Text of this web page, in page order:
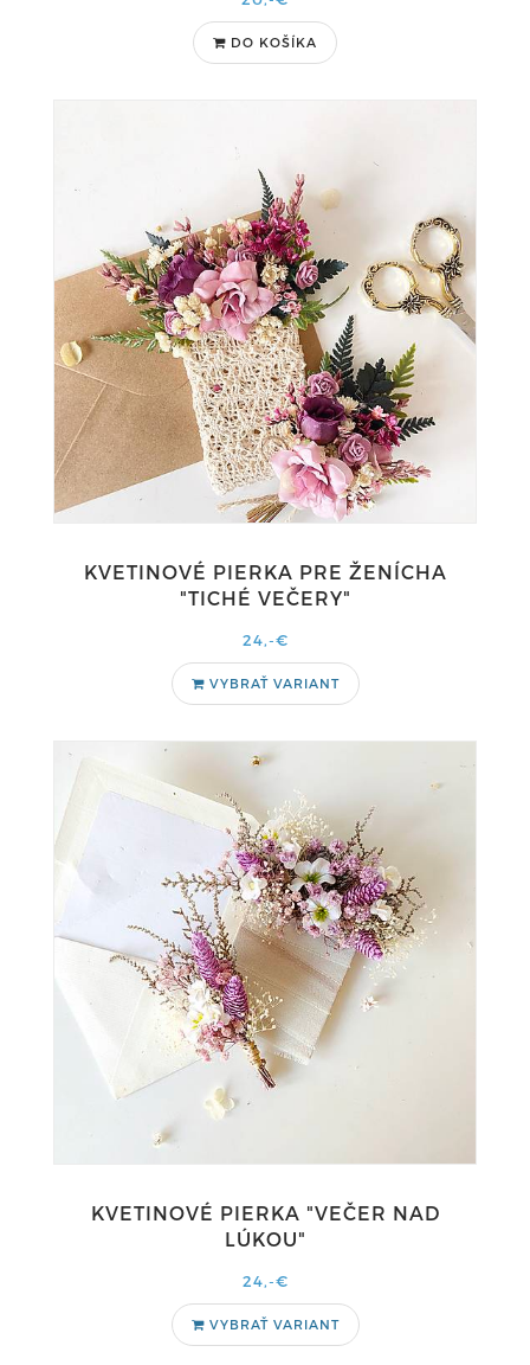
DO KOŠÍKA
KVETINOVÉ PIERKA PRE ŽENÍCHA
"TICHÉ VEČERY"
24,-€
VYBRAŤ VARIANT
KVETINOVÉ PIERKA "VEČER NAD
LÚKOU"
24,-€
VYBRAŤ VARIANT